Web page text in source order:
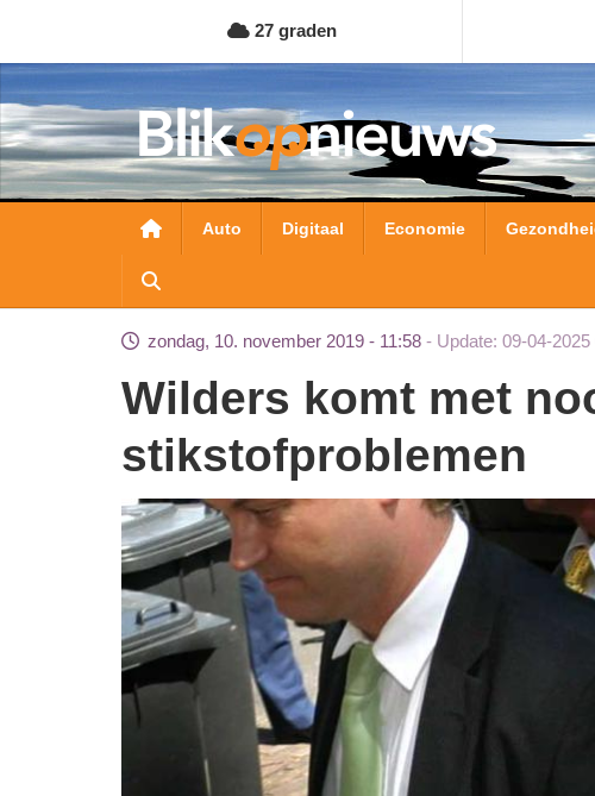
naar
de
inhoud
gaan
27 graden
Hoofdnavigatie
Auto Digitaal Economie
zondag, 10. november 2019 - 11:58 Update: 09-04-2025
Wilders komt met noodwet voor
stikstofproblemen